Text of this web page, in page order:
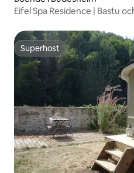
Eifel Spa Residence | Bastu
Superhost
Superhost